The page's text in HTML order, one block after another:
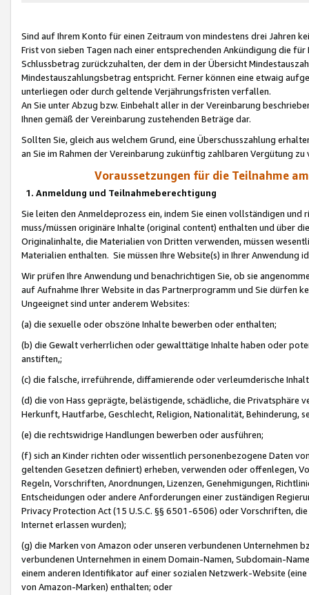
Sind auf Ihrem Konto für einen Zeitraum von mindestens drei Jahren
Frist von sieben Tagen nach einer entsprechenden Ankündigung die
Schlussbetrag zurückzuhalten, der dem in der Übersicht
Mindestauszahlungsbetrag entspricht. Ferner können eine etwaig
unterliegen oder durch geltende Verjährungsfristen verfallen.
An Sie unter Abzug bzw. Einbehalt aller in der Vereinbarung
Ihnen gemäß der Vereinbarung zustehenden Beträge dar.
Sollten Sie, gleich aus welchem Grund, eine Überschusszahlung
an Sie im Rahmen der Vereinbarung zukünftig zahlbaren Vergütung zu
Voraussetzungen für die Teilnahme
1. Anmeldung und Teilnahmeberechtigung
Sie leiten den Anmeldeprozess ein, indem Sie einen vollständigen
muss/müssen originäre Inhalte (original content) enthalten und über
Originalinhalte, die Materialien von Dritten verwenden, müssen
Materialien enthalten. Sie müssen Ihre Website(s) in Ihrer Anwendung
Wir prüfen Ihre Anwendung und benachrichtigen Sie, ob sie
auf Aufnahme Ihrer Website in das Partnerprogramm und Sie dürfen
Ungeeignet sind unter anderem Websites:
(a) die sexuelle oder obszöne Inhalte bewerben oder enthalten;
(b) die Gewalt verherrlichen oder gewalttätige Inhalte haben oder
anstiften,;
(c) die falsche, irreführende, diffamierende oder verleumderische
(d) die von Hass geprägte, belästigende, schädliche, die Privatsphäre
Herkunft, Hautfarbe, Geschlecht, Religion, Nationalität, Behinderung,
(e) die rechtswidrige Handlungen bewerben oder ausführen;
(f) sich an Kinder richten oder wissentlich personenbezogene Daten
geltenden Gesetzen definiert) erheben, verwenden oder offenlegen,
Regeln, Vorschriften, Anordnungen, Lizenzen, Genehmigungen,
Entscheidungen oder andere Anforderungen einer zuständigen
Privacy Protection Act (15 U.S.C. §§ 6501-6506) oder Vorschriften,
Internet erlassen wurden);
(g) die Marken von Amazon oder unseren verbundenen Unternehmen
verbundenen Unternehmen in einem Domain-Namen, Subdomain-
einem anderen Identifikator auf einer sozialen Netzwerk-Website
von Amazon-Marken) enthalten; oder